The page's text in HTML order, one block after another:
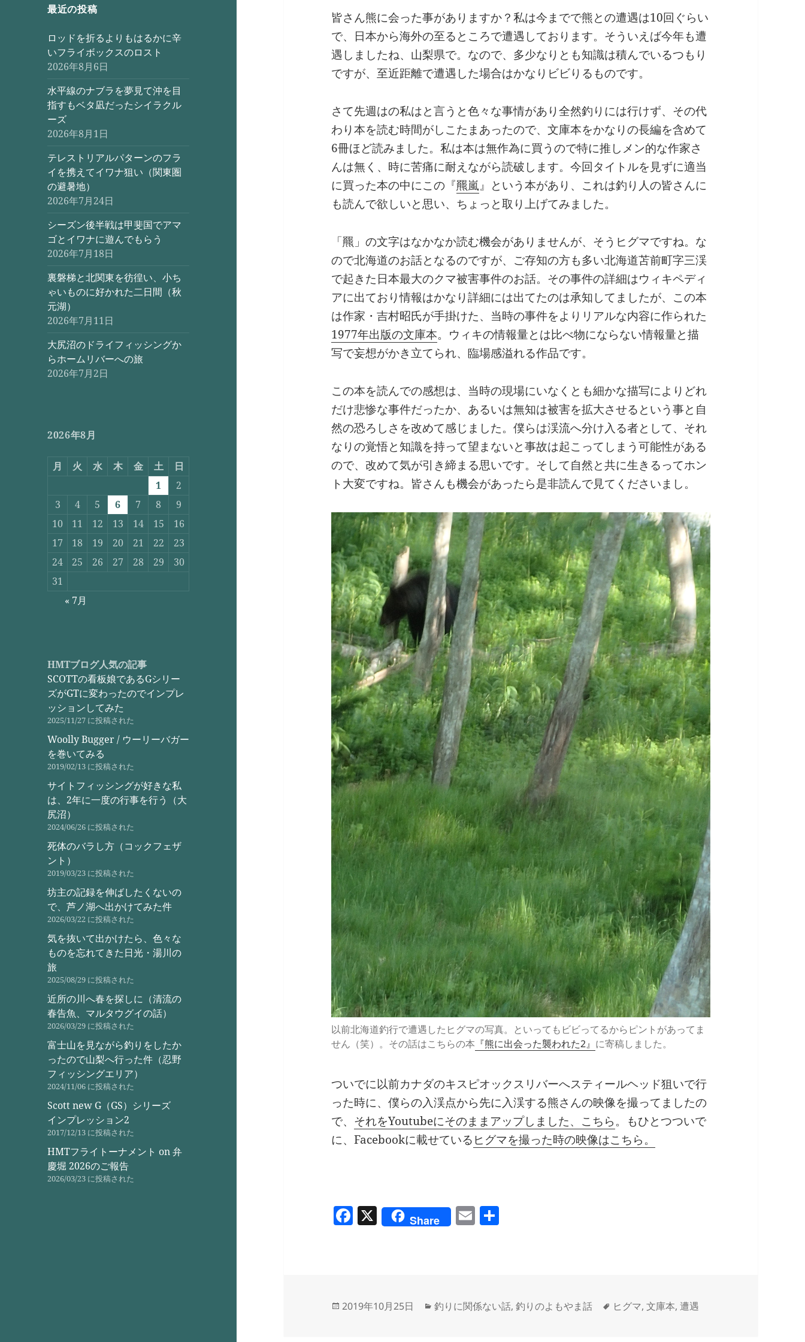
最近の投稿
ロッドを折るよりもはるかに辛
いフライボックスのロスト
2026年8月6日
水平線のナブラを夢見て沖を目
指すもベタ凪だったシイラクル
ーズ
2026年8月1日
テレストリアルパターンのフラ
イを携えてイワナ狙い（関東圏
の避暑地）
2026年7月24日
シーズン後半戦は甲斐国でアマ
ゴとイワナに遊んでもらう
2026年7月18日
裏磐梯と北関東を彷徨い、小ち
ゃいものに好かれた二日間（秋
元湖）
2026年7月11日
大尻沼のドライフィッシングか
らホームリバーへの旅
2026年7月2日
2026年8月
月 火 水 木 金 土
日
1
2
3
4 5 6 7 8
9
10
11 12 13 14 15
16
17
18 19 20 21 22
23
24
25 26 27 28 29
30
31
« 7月
HMTブログ人気の記事
SCOTTの看板娘であるGシリー
ズがGTに変わったのでインプレ
ッションしてみた
2025/11/27 に投稿された
Woolly Bugger / ウーリーバガー
を巻いてみる
2019/02/13 に投稿された
サイトフィッシングが好きな私
は、2年に一度の行事を行う（大
尻沼）
2024/06/26 に投稿された
死体のバラし方（コックフェザ
ント）
2019/03/23 に投稿された
坊主の記録を伸ばしたくないの
で、芦ノ湖へ出かけてみた件
2026/03/22 に投稿された
気を抜いて出かけたら、色々な
ものを忘れてきた日光・湯川の
旅
2025/08/29 に投稿された
近所の川へ春を探しに（清流の
春告魚、マルタウグイの話）
2026/03/29 に投稿された
富士山を見ながら釣りをしたか
ったので山梨へ行った件（忍野
フィッシングエリア）
2024/11/06 に投稿された
Scott new G（GS）シリーズ
インプレッション2
2017/12/13 に投稿された
HMTフライトーナメント on 弁
慶堀 2026のご報告
2026/03/23 に投稿された
皆さん熊に会った事がありますか？私は今までで熊との遭遇は10回ぐらい
で、日本から海外の至るところで遭遇しております。そういえば今年も遭
遇しましたね、山梨県で。なので、多少なりとも知識は積んでいるつもり
ですが、至近距離で遭遇した場合はかなりビビりるものです。
さて先週はの私はと言うと色々な事情があり全然釣りには行けず、その代
わり本を読む時間がしこたまあったので、文庫本をかなりの長編を含めて
6冊ほど読みました。私は本は無作為に買うので特に推しメン的な作家さ
んは無く、時に苦痛に耐えながら読破します。今回タイトルを見ずに適当
に買った本の中にこの『羆嵐』という本があり、これは釣り人の皆さんに
も読んで欲しいと思い、ちょっと取り上げてみました。
「羆」の文字はなかなか読む機会がありませんが、そうヒグマですね。な
ので北海道のお話となるのですが、ご存知の方も多い北海道苫前町字三渓
で起きた日本最大のクマ被害事件のお話。その事件の詳細はウィキペディ
アに出ており情報はかなり詳細には出てたのは承知してましたが、この本
は作家・吉村昭氏が手掛けた、当時の事件をよりリアルな内容に作られた
1977年出版の文庫本。ウィキの情報量とは比べ物にならない情報量と描
写で妄想がかき立てられ、臨場感溢れる作品です。
この本を読んでの感想は、当時の現場にいなくとも細かな描写によりどれ
だけ悲惨な事件だったか、あるいは無知は被害を拡大させるという事と自
然の恐ろしさを改めて感じました。僕らは渓流へ分け入る者として、それ
なりの覚悟と知識を持って望まないと事故は起こってしまう可能性がある
ので、改めて気が引き締まる思いです。そして自然と共に生きるってホン
ト大変ですね。皆さんも機会があったら是非読んで見てくださいまし。
以前北海道釣行で遭遇したヒグマの写真。といってもビビってるからピントがあってま
せん（笑）。その話はこちらの本 『熊に出会った襲われた2』 に寄稿しました。
ついでに以前カナダのキスピオックスリバーへスティールヘッド狙いで行
った時に、僕らの入渓点から先に入渓する熊さんの映像を撮ってましたの
で、 それをYoutubeにそのままアップしました、こちら。もひとつついで
に、Facebookに載せているヒグマを撮った時の映像はこちら。
F
o
X Share E
投
2019年10月25日
カ
釣りに関係ない話,釣りのよもやま話
タ
ヒグマ,文庫本,遭遇